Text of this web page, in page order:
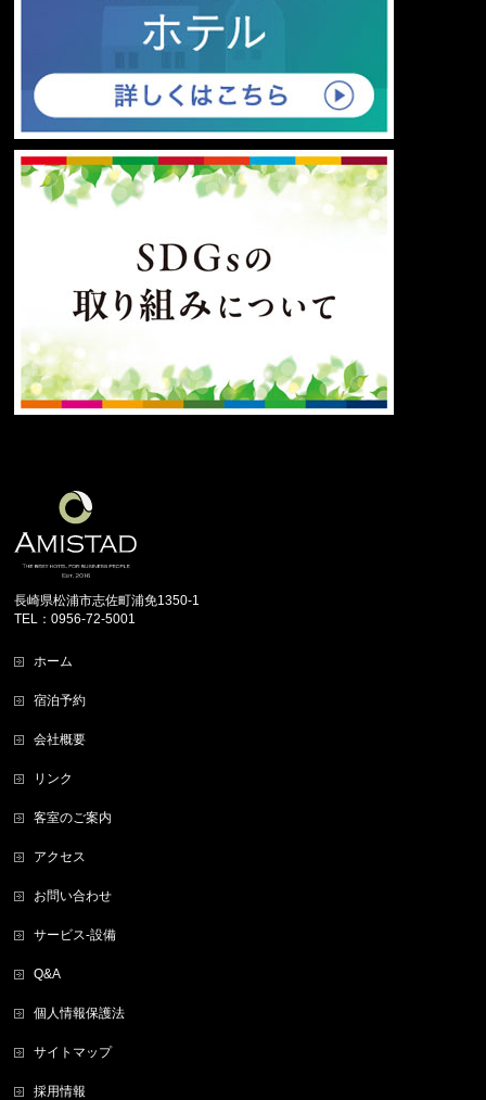
長崎県松浦市志佐町浦免1350-1
TEL：0956-72-5001
ホーム
宿泊予約
会社概要
リンク
客室のご案内
アクセス
お問い合わせ
サービス-設備
Q&A
個人情報保護法
サイトマップ
採用情報